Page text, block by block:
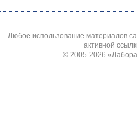
Любое использование материалов
активной
© 2005-2026